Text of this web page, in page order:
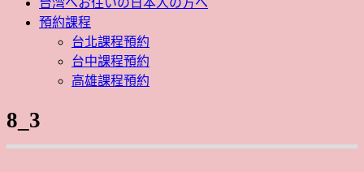
台湾へお住いの日本人の方へ
預約課程
台北課程預約
台中課程預約
高雄課程預約
8_3